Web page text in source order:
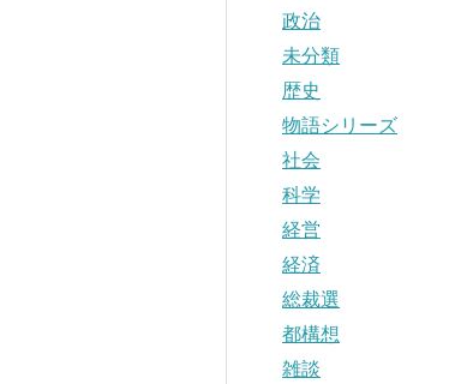
政治
未分類
歴史
物語シリーズ
社会
科学
経営
経済
総裁選
都構想
雑談